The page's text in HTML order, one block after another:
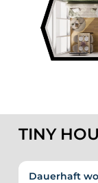
TINY
Dauerhaft